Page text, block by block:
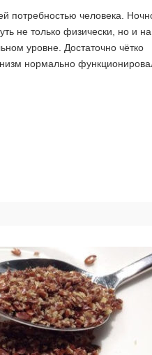
потребностью человека.
не только физически, но и на
уровне. Достаточно чётко
нормально